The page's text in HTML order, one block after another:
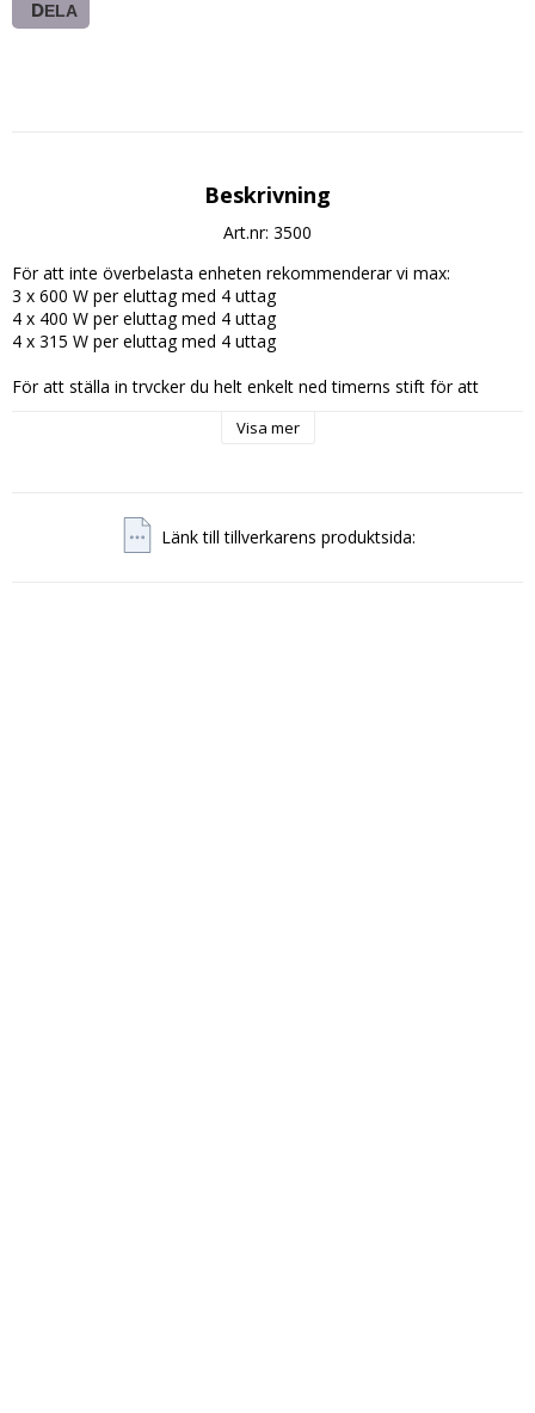
DELA
Beskrivning
Art.nr: 3500
För att inte överbelasta enheten rekommenderar vi max:
3 x 600 W per eluttag med 4 uttag
4 x 400 W per eluttag med 4 uttag
4 x 315 W per eluttag med 4 uttag
För att ställa in trycker du helt enkelt ned timerns stift för att
“timer” -läge, kopplar in förkopplingsdon till 4-uttagets
Bruksanvisning på engelska.
Visa mer
Länk till tillverkarens produktsida: